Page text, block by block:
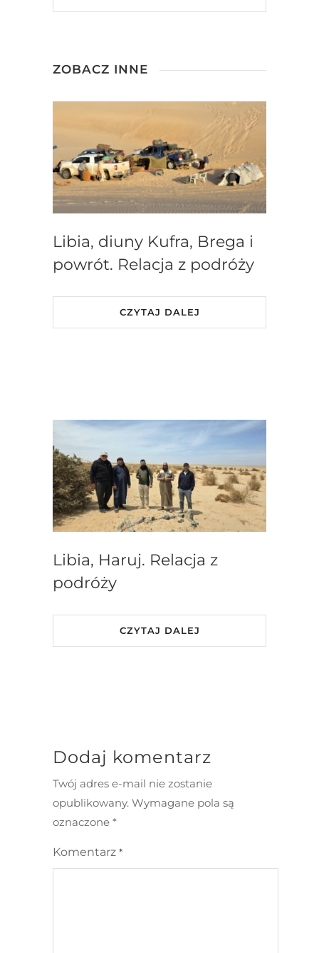
ZOBACZ INNE
Libia, diuny Kufra, Brega i
powrót. Relacja z podróży
CZYTAJ DALEJ
Libia, Haruj. Relacja z
podróży
CZYTAJ DALEJ
Dodaj komentarz
Twój adres e-mail nie zostanie
opublikowany. Wymagane pola są
oznaczone *
Komentarz *